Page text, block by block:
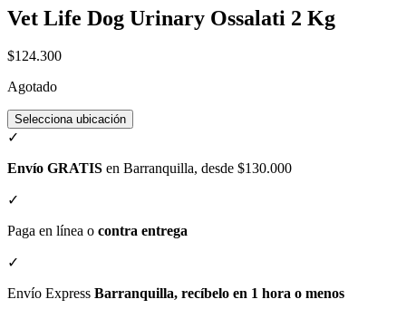
Vet Life Dog Urinary Ossalati 2 Kg
$124.300
Agotado
Selecciona ubicación
✓
Envío GRATIS en Barranquilla, desde $130.000
✓
Paga en línea o contra entrega
✓
Envío Express Barranquilla, recíbelo en 1 hora o menos